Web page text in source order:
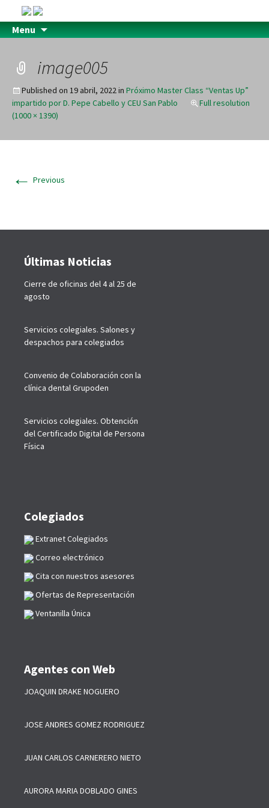
Menu
image005
Published on 19 abril, 2022in Próximo Master Class “Ventas Up”
impartido por D. Pepe Cabello y CEU San Pablo
Full resolution
(1000 × 1390)
← Previous
Últimas Noticias
Cierre de oficinas del 4 al 25 de
agosto
Servicios colegiales. Salones y
despachos para colegiados
Convenio de Colaboración con la
clínica dental Grupoden
Servicios colegiales. Obtención
del Certificado Digital de Persona
Física
Colegiados
Extranet Colegiados
Correo electrónico
Cita con nuestros asesores
Ofertas de Representación
Ventanilla Única
Agentes con Web
JOAQUIN DRAKE NOGUERO
JOSE ANDRES GOMEZ RODRIGUEZ
JUAN CARLOS CARNERERO NIETO
AURORA MARIA DOBLADO GINES